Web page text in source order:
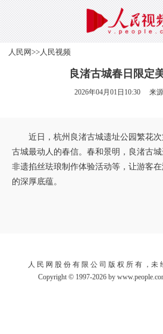
人民网>>人民视频
良渚古城春日限定
2026年04月01日10:30 来源
近日，杭州良渚古城遗址公园繁花
古城最动人的春信。春和景明，良渚古城
非遗掐丝珐琅制作体验活动等，让游客
的深厚底蕴。
人 民 网 股 份 有 限 公 司 版 权 所 有 ，未
Copyright © 1997-2026 by